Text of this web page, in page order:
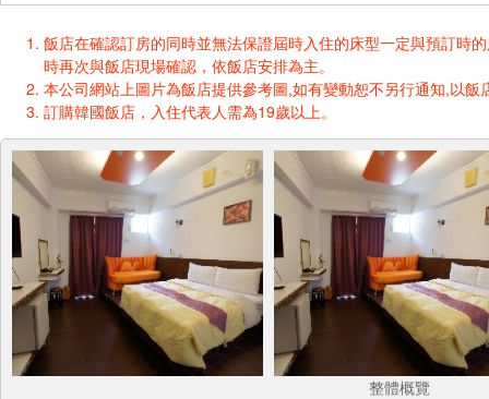
飯店在確認訂房的同時並無法保證屆時入住的床型一定與預訂時
時再次與飯店現場確認，依飯店安排為主。
本公司網站上圖片為飯店提供參考圖,如有變動恕不另行通知,以飯
訂購韓國飯店，入住代表人需為19歲以上。
整體概覽